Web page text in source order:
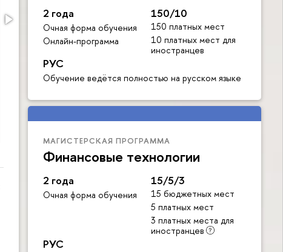
2 года
Очная форма обучения
Онлайн-программа
150/10
150 платных мест
10 платных мест для
иностранцев
РУС
Обучение ведётся полностью на русском языке
МАГИСТЕРСКАЯ ПРОГРАММА
Финансовые технологии
2 года
Очная форма обучения
15/5/3
15 бюджетных мест
5 платных мест
3 платных места для
иностранцев
РУС